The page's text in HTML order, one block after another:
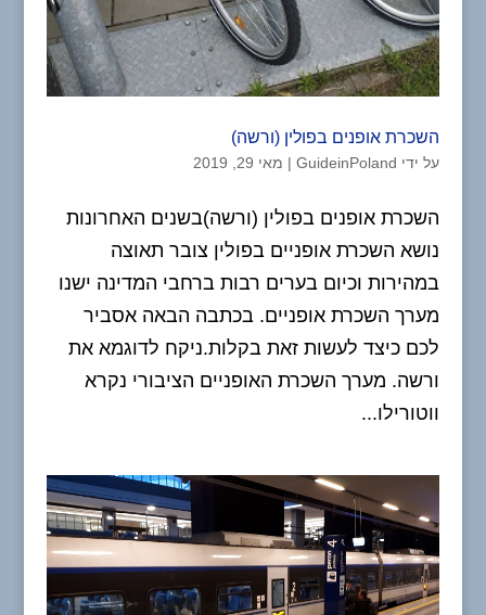
השכרת אופנים בפולין (ורשה)
על ידי GuideinPoland
| מאי 29, 2019
השכרת אופנים בפולין (ורשה)בשנים האחרונות
נושא השכרת אופניים בפולין צובר תאוצה
במהירות וכיום בערים רבות ברחבי המדינה ישנו
מערך השכרת אופניים. בכתבה הבאה אסביר
לכם כיצד לעשות זאת בקלות.ניקח לדוגמא את
ורשה. מערך השכרת האופניים הציבורי נקרא
ווטורילו...